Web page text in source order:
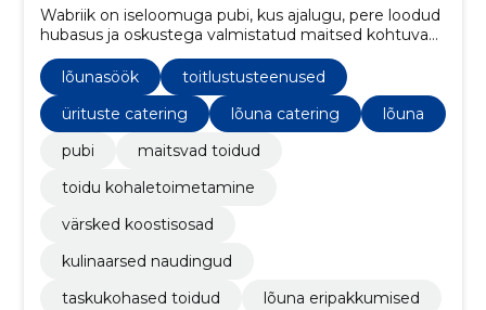
Wabriik on iseloomuga pubi, kus ajalugu, pere loodud
hubasus ja oskustega valmistatud maitsed kohtuvad
tööstusliku stiili ja sooja külalislahkusega.
lõunasöök
toitlustusteenused
ürituste catering
lõuna catering
lõuna
pubi
maitsvad toidud
toidu kohaletoimetamine
värsked koostisosad
kulinaarsed naudingud
taskukohased toidud
lõuna eripakkumised